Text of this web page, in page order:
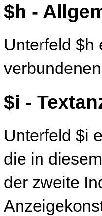
$h -
Unterfeld $h
$i -
Unterfeld $i
die in
der zweite